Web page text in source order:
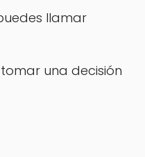
llamar
una decisión